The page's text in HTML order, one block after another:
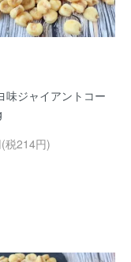
味ジャイアントコー
税214円)